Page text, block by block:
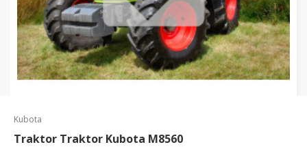
Kubota
Traktor Traktor Kubota M8560